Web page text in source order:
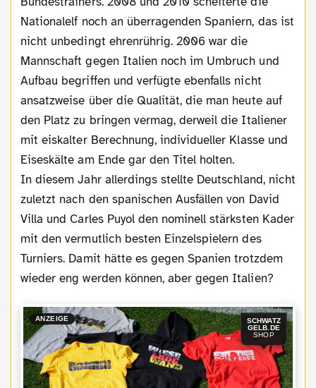
Nationalelf noch an überragenden Spaniern, das ist
nicht unbedingt ehrenrührig. 2006 war die
Mannschaft gegen Italien noch im Umbruch und
Aufbau begriffen und verfügte ebenfalls nicht
ansatzweise über die Qualität, die man heute auf
den Platz zu bringen vermag, derweil die Italiener
mit eiskalter Berechnung, individueller Klasse und
Eiseskälte am Ende gar den Titel holten.
In diesem Jahr allerdings stellte Deutschland, nicht
zuletzt nach den spanischen Ausfällen von David
Villa und Carles Puyol den nominell stärksten Kader
mit den vermutlich besten Einzelspielern des
Turniers. Damit hätte es gegen Spanien trotzdem
wieder eng werden können, aber gegen Italien?
ANZEIGE
SCHWATZ
GELB.DE
SHOP